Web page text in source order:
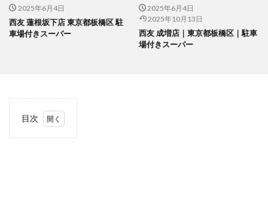
2025年6月4日
西友 蓮根坂下店 東京都板橋区 駐
車場付きスーパー
2025年6月4日
2025年10月13日
西友 成増店｜東京都板橋区｜駐車
場付きスーパー
目次